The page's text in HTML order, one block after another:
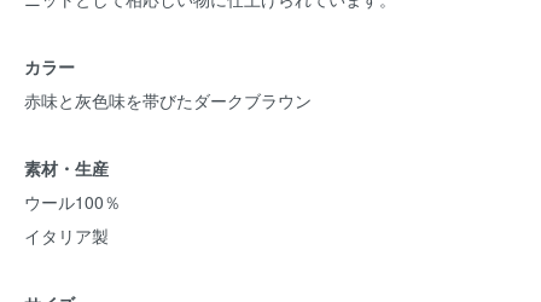
カラー
赤味と灰色味を帯びたダークブラウン
素材・生産
ウール100％
イタリア製